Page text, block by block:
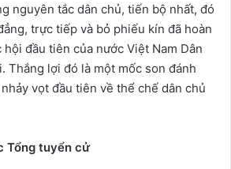
nguyên tắc dân chủ, tiến bộ nhất, đó
trực tiếp và bỏ phiếu kín đã hoàn
đầu tiên của nước Việt Nam Dân
Thắng lợi đó là một mốc son đánh
vọt đầu tiên về thể chế dân chủ
Tổng tuyển cử